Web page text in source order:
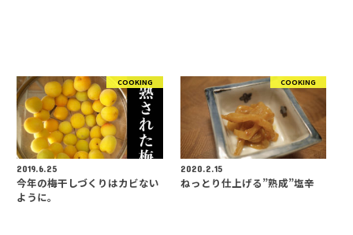
COOKING
2019.6.25
今年の梅干しづくりはカビない
ように。
COOKING
2020.2.15
ねっとり仕上げる”熟成”塩辛